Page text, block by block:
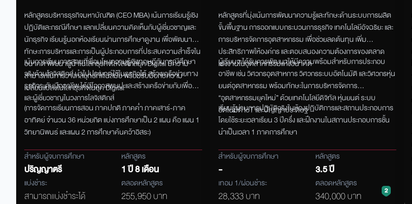
หลักสูตรบริหารธุรกิจมหาบัณฑิต (CEO MBA) เน้นการเรียนรู้เชิง
ปฏิบัติและกรณีศึกษา แลกเปลี่ยนความคิดเห็นกับผู้เชี่ยวชาญและ
นักธุรกิจ เรียนรู้นอกห้องเรียนผ่านการศึกษาดูงาน เพื่อพัฒนา
ทักษะการบริหารและการเป็นผู้ประกอบการที่ประสบความสำเร็จใน
อนาคต พัฒนาผู้นำในโลกธุรกิจโลจิสติกส์ยุค Digital มีความ
สามารถในการวางกลยุทธ์ที่ทันสมัย พร้อมรับมือกับความ
เปลี่ยนแปลงในโลกธุรกิจในยุค Digital
เน้นการเรียนการสอนที่เชื่อมโยงความรู้เชิงทฤษฎีกับกรณีศึกษา
จริงด้านโลจิสติกส์ นำไปประยุกต์ใช้ในธุรกิจได้ สร้างเครือข่ายทาง
ธุรกิจระดับมืออาชีพ ได้มีโอกาสพบปะและสร้างเครือข่ายกับเพื่อน
และผู้เชี่ยวชาญในวงการโลจิสติกส์
(การจัดการเรียนการสอน ภาคปกติ ภาคค่ำ ภาคเสาร์-ภาค
อาทิตย์ จำนวน 36 หน่วยกิต แบ่งการศึกษาเป็น 2 แผน คือ แผน 1
วิทยานิพนธ์ และแผน 2 การศึกษาค้นคว้าอิสระ)
สำหรับผู้จบการศึกษา
ปริญญาตรี
หลักสูตร
1 ปี 8 เดือน
แบ่งชำระ
สามารถแบ่งชำระได้
ตลอดหลักสูตร
255,950 บาท
หลักสูตรที่มุ่งเน้นการพัฒนาความรู้และทักษะด้านระบบการผลิต
ขั้นพื้นฐาน การออกแบบกระบวนการธุรกิจ เทคโนโลยีอัจฉริยะ และ
การบริหารจัดการอุตสาหกรรม เพื่อช่วยลดต้นทุน เพิ่ม
ประสิทธิภาพให้องค์กร และตอบสนองความต้องการของตลาด
แรงงานในอุตสาหกรรมแห่งอนาคต
ผู้เรียนจะได้รับการพัฒนาให้มีความพร้อมสำหรับการประกอบ
อาชีพ เช่น วิศวกรอุตสาหการ วิศวกรระบบอัตโนมัติ และวิศวกรหุ่น
ยนต์อุตสาหกรรม พร้อมทักษะในการบริหารจัดการ
“อุตสาหกรรมยุคใหม่” ด้วยเทคโนโลยีดิจิทัล หุ่นยนต์ ระบบ
อัตโนมัติ IoT และปัญญาประดิษฐ์
เรียนรู้ผ่านการปฏิบัติจริงในห้องปฏิบัติการและสถานประกอบการ
โดยใช้ระยะเวลาเรียน 3 ปีครึ่ง และฝึกงานในสถานประกอบการชั้น
นำเป็นเวลา 1 ภาคการศึกษา
สำหรับผู้จบการศึกษา
-
หลักสูตร
3.5 ปี
เทอม 1/ผ่อนชำระ
28,333 บาท
ตลอดหลักสูตร
340,000 บาท